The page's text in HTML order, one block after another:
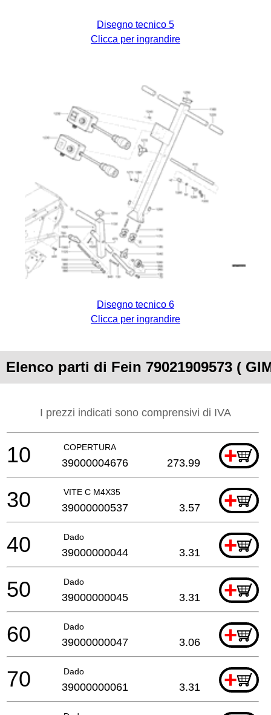
Disegno tecnico 5
Clicca per ingrandire
Disegno tecnico 6
Clicca per ingrandire
Elenco parti di Fein 79021909573 (
I prezzi indicati sono comprensivi di IVA
COPERTURA +
10 39000004676 273.99
VITE C M4X35 +
30 39000000537 3.57
Dado +
40 39000000044 3.31
Dado +
50 39000000045 3.31
Dado +
60 39000000047 3.06
Dado +
70 39000000061 3.31